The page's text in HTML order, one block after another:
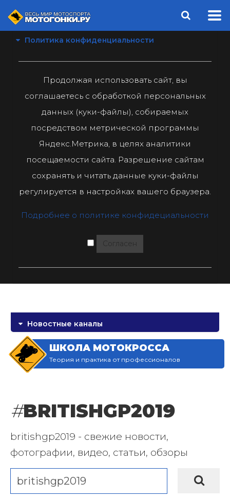
Политика конфиденциальности
Продолжая использовать сайт, вы
соглашаетесь с обработкой персональных
данных (куки-файлы), собираемых
посредством метрической программы
Яндекс.Метрика, в целях аналитики
посещаемости сайта. Разрешение сайтам
сохранять и читать данные куки-файлы
регулируется в настройках вашего браузера.
Подробнее о политике конфидециальности
Согласен
Новостные каналы
ШКОЛА МОТОКРОССА
Теория и практика от профессионалов
#BRITISHGP2019
britishgp2019 - свежие новости,
фотографии, видео, статьи, обзоры